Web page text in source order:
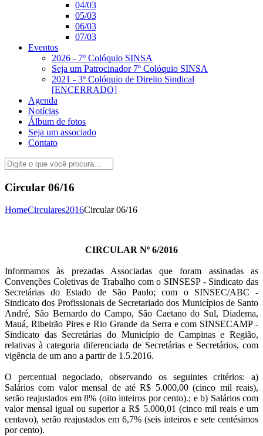
04/03
05/03
06/03
07/03
Eventos
2026 - 7º Colóquio SINSA
Seja um Patrocinador 7º Colóquio SINSA
2021 - 3º Colóquio de Direito Sindical
[ENCERRADO]
Agenda
Notícias
Álbum de fotos
Seja um associado
Contato
Circular 06/16
HomeCirculares2016Circular 06/16
CIRCULAR Nº 6/2016
Informamos às prezadas Associadas que foram assinadas as
Convenções Coletivas de Trabalho com o SINSESP - Sindicato das
Secretárias do Estado de São Paulo; com o SINSEC/ABC -
Sindicato dos Profissionais de Secretariado dos Municípios de Santo
André, São Bernardo do Campo, São Caetano do Sul, Diadema,
Mauá, Ribeirão Pires e Rio Grande da Serra e com SINSECAMP -
Sindicato das Secretárias do Município de Campinas e Região,
relativas à categoria diferenciada de Secretárias e Secretários, com
vigência de um ano a partir de 1.5.2016.
O percentual negociado, observando os seguintes critérios: a)
Salários com valor mensal de até R$ 5.000,00 (cinco mil reais),
serão reajustados em 8% (oito inteiros por cento).; e b) Salários com
valor mensal igual ou superior a R$ 5.000,01 (cinco mil reais e um
centavo), serão reajustados em 6,7% (seis inteiros e sete centésimos
por cento).